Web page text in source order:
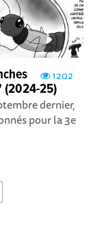
1202
(2024-25)
dernier,
pour la 3e